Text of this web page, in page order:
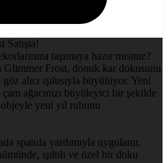
Satışta!
taşımaya hazır mısınız?
Glimmer Frost, donuk kar dokusunu
alıcı ışıltısıyla büyülüyor. Yeni
ağacınızı büyüleyici bir şekilde
yeni yıl ruhunu
spatula yardımıyla uygulanır.
ışıltılı ve özel bir doku